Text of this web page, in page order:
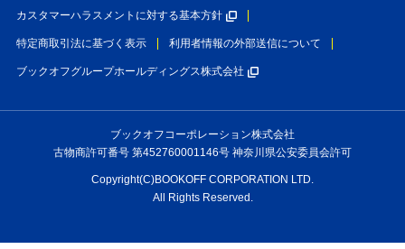
カスタマーハラスメントに対する基本方針
特定商取引法に基づく表示 利用者情報の外部送信について
ブックオフグループホールディングス株式会社
ブックオフコーポレーション株式会社
古物商許可番号 第452760001146号 神奈川県公安委員会許可
Copyright(C)BOOKOFF CORPORATION LTD.
All Rights Reserved.